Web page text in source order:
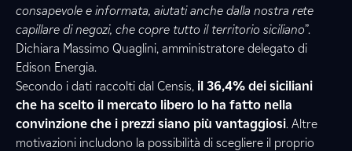
consapevole e informata, aiutati anche dalla nostra rete
capillare di negozi, che copre tutto il territorio siciliano”.
Dichiara Massimo Quaglini, amministratore delegato di
Edison Energia.
Secondo i dati raccolti dal Censis, il 36,4% dei siciliani
che ha scelto il mercato libero lo ha fatto nella
convinzione che i prezzi siano più vantaggiosi. Altre
motivazioni includono la possibilità di scegliere il proprio